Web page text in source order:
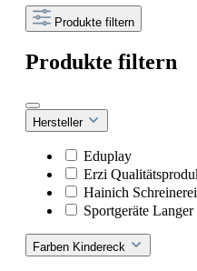
Produkte filtern
Produkte filtern
Hersteller
Eduplay
Erzi
Hainich Schreinerei
Sportgeräte
Farben Kindereck